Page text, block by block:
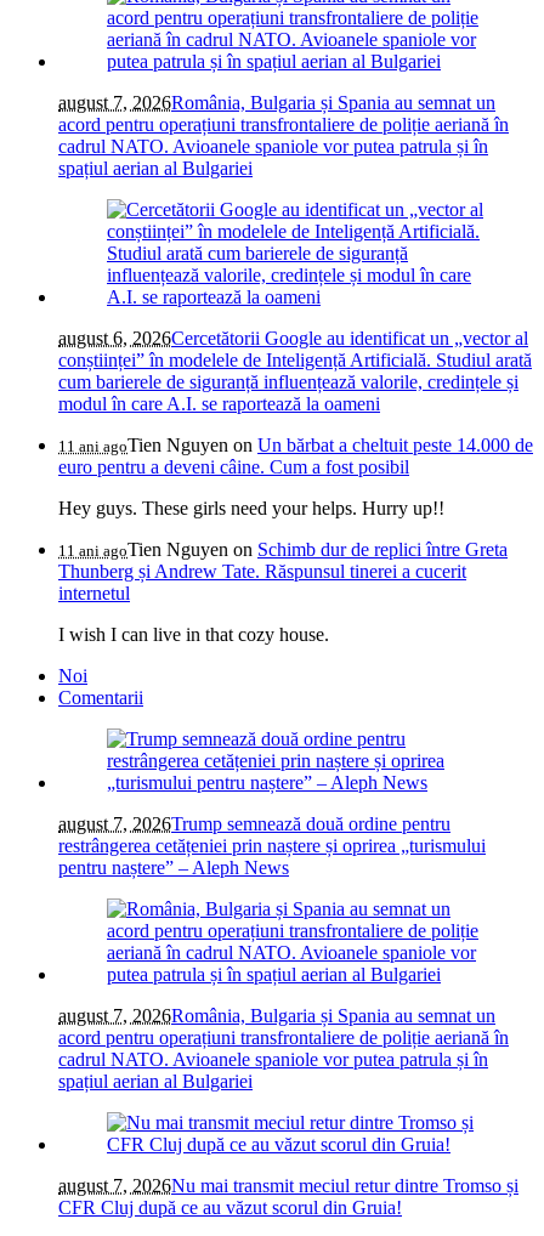
august 7, 2026România, Bulgaria și Spania au semnat un
acord pentru operațiuni transfrontaliere de poliție aeriană în
cadrul NATO. Avioanele spaniole vor putea patrula și în
spațiul aerian al Bulgariei
august 6, 2026Cercetătorii Google au identificat un „vector al
conștiinței” în modelele de Inteligență Artificială. Studiul arată
cum barierele de siguranță influențează valorile, credințele și
modul în care A.I. se raportează la oameni
11 ani agoTien Nguyen on Un bărbat a cheltuit peste 14.000 de
euro pentru a deveni câine. Cum a fost posibil
Hey guys. These girls need your helps. Hurry up!!
11 ani agoTien Nguyen on Schimb dur de replici între Greta
Thunberg și Andrew Tate. Răspunsul tinerei a cucerit
internetul
I wish I can live in that cozy house.
Noi
Comentarii
august 7, 2026Trump semnează două ordine pentru
restrângerea cetățeniei prin naștere și oprirea „turismului
pentru naștere” – Aleph News
august 7, 2026România, Bulgaria și Spania au semnat un
acord pentru operațiuni transfrontaliere de poliție aeriană în
cadrul NATO. Avioanele spaniole vor putea patrula și în
spațiul aerian al Bulgariei
august 7, 2026Nu mai transmit meciul retur dintre Tromso și
CFR Cluj după ce au văzut scorul din Gruia!